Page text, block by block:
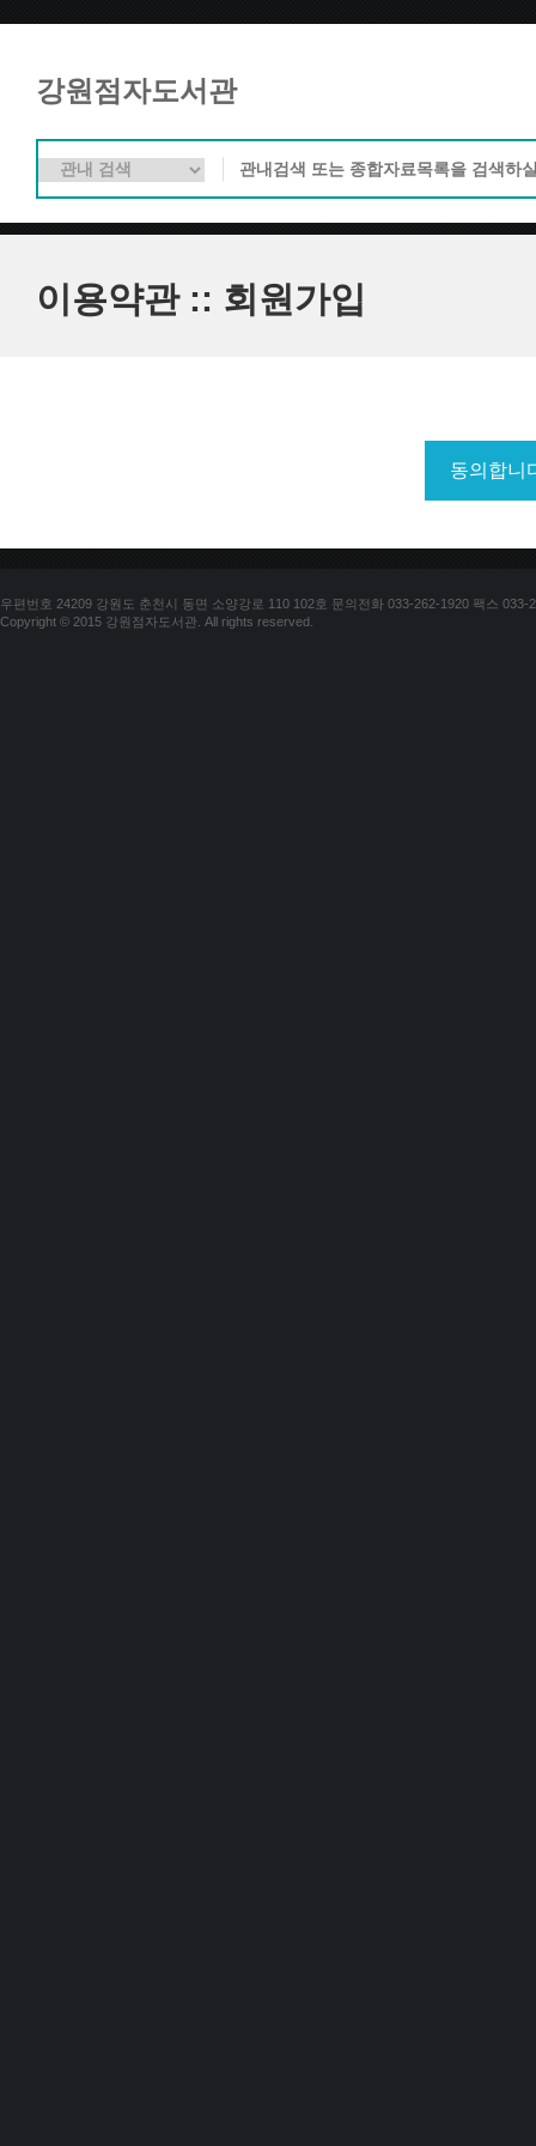
강원점자도서관
이용약관 :: 회원가입
우편번호 24209 강원도 춘천시 동면 소양강로 110 102호 문의전화 033-262-1920 팩스 033-
Copyright © 2015 강원점자도서관. All rights reserved.